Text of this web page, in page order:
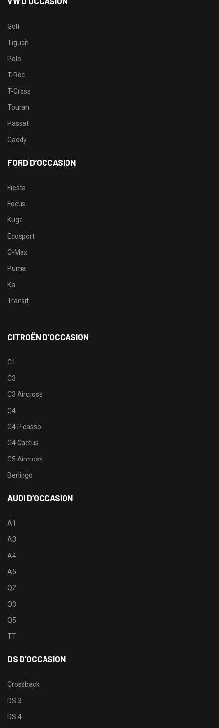
Golf
Tiguan
Polo
T-Roc
T-Cross
Touran
Passat
Caddy
FORD D’OCCASION
Fiesta
Focus
Kuga
Ecosport
C-Max
Puma
Ka
Transit
CITROËN D’OCCASION
C1
C3
C3 Aircross
C4
C4 Picasso
C4 Cactus
C5 Aircross
Berlingo
AUDI D’OCCASION
A1
A3
A4
A5
Q2
Q3
Q5
TT
DS D’OCCASION
Crossback
DS 3
DS 4